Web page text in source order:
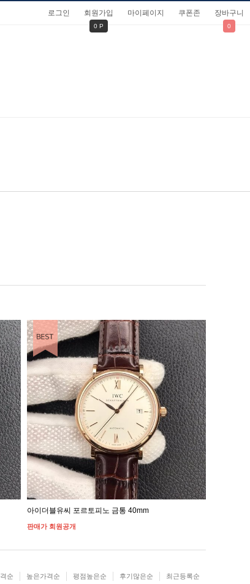
로그인 회원가입
0 P
마이페이지 쿠폰존 장바구니
0
아이더블유씨 포르토피노 금통 40mm
판매가 회원공개
BEST ITEM
순 높은가격순 평점높은순 후기많은순 최근등록순